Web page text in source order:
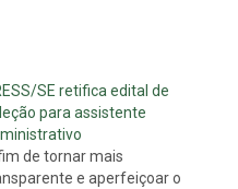
SE retifica edital de
para assistente
de tornar mais
e aperfeiçoar o